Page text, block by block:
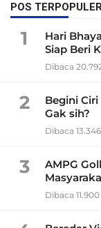
POS
1
Hari
Siap Beri
Dibaca
2
Begini
Gak sih?
Dibaca
3
AMPG
Dibaca